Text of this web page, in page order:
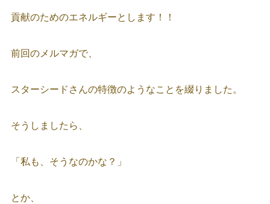
貢献のためのエネルギーとします！！
前回のメルマガで、
スターシードさんの特徴のようなことを綴りました。
そうしましたら、
「私も、そうなのかな？」
とか、